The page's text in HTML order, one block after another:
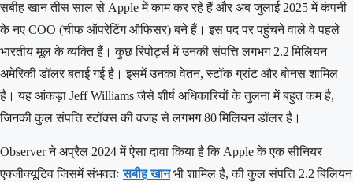
सबीह खान तीस साल से Apple में काम कर रहे हैं और अब जुलाई 2025 में कंपनी
के नए COO (चीफ ऑपरेटिंग ऑफिसर) बने हैं। इस पद पर पहुंचने वाले वे पहले
भारतीय मूल के व्यक्ति हैं। कुछ रिपोर्ट्स में उनकी संपत्ति लगभग 2.2 मिलियन
अमेरिकी डॉलर बताई गई है। इसमें उनका वेतन, स्टॉक ग्रांट और बोनस शामिल
है। यह आंकड़ा Jeff Williams जैसे शीर्ष अधिकारियों के तुलना में बहुत कम है,
जिनकी कुल संपत्ति स्टॉक्स की वजह से लगभग 80 मिलियन डॉलर है।
Observer ने अप्रैल 2024 में ऐसा दावा किया है कि Apple के एक सीनियर
एक्जीक्यूटिव जिसमें संभवतःसबीह खानभी शामिल है, की कुल संपत्ति 2.2 बिलियन